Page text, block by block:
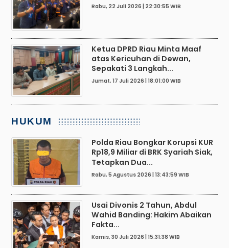
Rabu, 22 Juli 2026 | 22:30:55 WIB
Ketua DPRD Riau Minta Maaf
atas Kericuhan di Dewan,
Sepakati 3 Langkah...
Jumat, 17 Juli 2026 | 18:01:00 WIB
HUKUM
Polda Riau Bongkar Korupsi KUR
Rp18,9 Miliar di BRK Syariah Siak,
Tetapkan Dua...
Rabu, 5 Agustus 2026 | 13:43:59 WIB
Usai Divonis 2 Tahun, Abdul
Wahid Banding: Hakim Abaikan
Fakta...
Kamis, 30 Juli 2026 | 15:31:38 WIB